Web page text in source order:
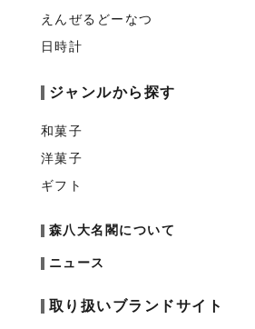
えんぜるどーなつ
日時計
ジャンルから探す
和菓子
洋菓子
ギフト
森八大名閣について
ニュース
取り扱いブランドサイト